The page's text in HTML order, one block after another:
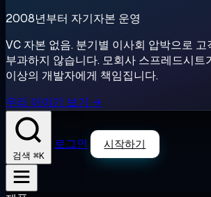
2008년부터 자기자본 운영
VC 자본 없음. 분기별 이사회 압박으로
부과하지 않습니다. 모회사 스프레드시
이상의 개발자에게 책임집니다.
우리 이야기 보기 →
검색 ⌘K
로그인 시작하기